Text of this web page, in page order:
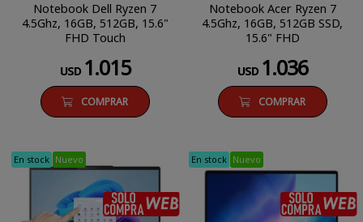
Notebook Dell Ryzen 7
4.5Ghz, 16GB, 512GB, 15.6"
FHD Touch
USD 1.015
COMPRAR
Notebook Acer Ryzen 7
4.5Ghz, 16GB, 512GB SSD,
15.6" FHD
USD 1.036
COMPRAR
En stock
SÓLO COMPRA WEB
Nuevo En stock Nuevo